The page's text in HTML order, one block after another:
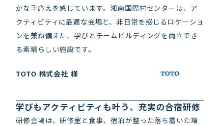
かな手応えを感じています。湘南国際村センターは、ア
クティビティに最適な会場と、非日常を感じるロケーショ
ンを兼ね備えた、学びとチームビルディングを両立でき
る素晴らしい施設です。
TOTO 株式会社 様
学びもアクティビティも叶う、充実の合宿研修
研修会場は、研修室と食事、宿泊が整った落ち着いた環